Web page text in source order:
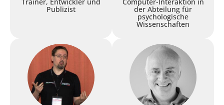
Cary Jensen,Jensen Data Systems
Session
Publizist der Abteilung für
psychologische
Wissenschaften